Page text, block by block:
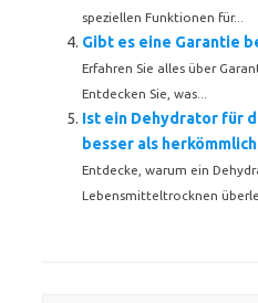
speziellen Funktionen für...
Gibt es eine Garantie
Erfahren Sie alles über
Entdecken Sie, was...
Ist ein Dehydrator für
besser als
Entdecke, warum ein
Lebensmitteltrocknen